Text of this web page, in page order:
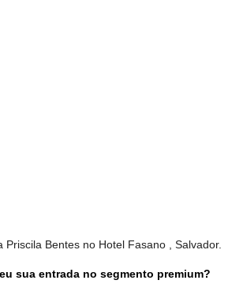
Priscila Bentes no Hotel Fasano , Salvador.
sua entrada no segmento premium?